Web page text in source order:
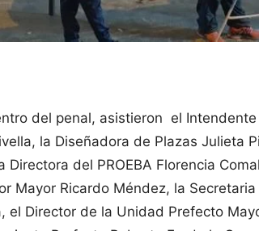
del penal, asistieron el
la Diseñadora de Plazas Julieta
Directora del PROEBA Florencia
Mayor Ricardo Méndez, la
el Director de la Unidad Prefecto